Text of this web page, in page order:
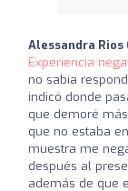
Alessandra Rios
Experiencia
no sabia
indicó donde
que demoré
que no estaba
muestra me
después al
además de que